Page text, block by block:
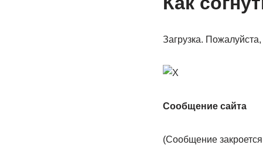
Загрузка.
Сообщение сайта
(Сообщение